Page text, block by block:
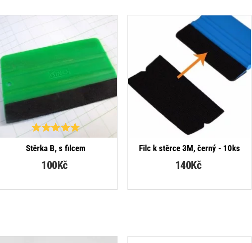
NEJPRODÁVANĚJŠÍ
Stěrka B, s filcem
100Kč
NEJPRODÁVANĚJŠÍ
Filc k stěrce 3M, černý - 10ks
140Kč